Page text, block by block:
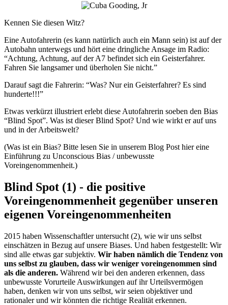
Kennen Sie diesen Witz?
Eine Autofahrerin (es kann natürlich auch ein Mann sein) ist auf der
Autobahn unterwegs und hört eine dringliche Ansage im Radio:
“Achtung, Achtung, auf der A7 befindet sich ein Geisterfahrer.
Fahren Sie langsamer und überholen Sie nicht.”
Darauf sagt die Fahrerin: “Was? Nur ein Geisterfahrer? Es sind
hunderte!!!”
Etwas verkürzt illustriert erlebt diese Autofahrerin soeben den Bias
“Blind Spot”. Was ist dieser Blind Spot? Und wie wirkt er auf uns
und in der Arbeitswelt?
(Was ist ein Bias? Bitte lesen Sie in unserem Blog Post hier eine
Einführung zu Unconscious Bias / unbewusste
Voreingenommenheit.)
Blind Spot (1) - die positive
Voreingenommenheit gegenüber unseren
eigenen Voreingenommenheiten
2015 haben Wissenschaftler untersucht (2), wie wir uns selbst
einschätzen in Bezug auf unsere Biases. Und haben festgestellt: Wir
sind alle etwas gar subjektiv. Wir haben nämlich die Tendenz von
uns selbst zu glauben, dass wir weniger voreingenommen sind
als die anderen. Während wir bei den anderen erkennen, dass
unbewusste Vorurteile Auswirkungen auf ihr Urteilsvermögen
haben, denken wir von uns selbst, wir seien objektiver und
rationaler und wir könnten die richtige Realität erkennen.